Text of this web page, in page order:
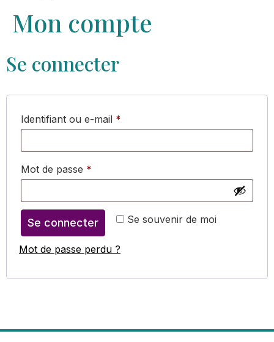
Mon compte
Se connecter
Identifiant ou e-mail *
Mot de passe *
Se souvenir de moi
Se connecter
Mot de passe perdu ?